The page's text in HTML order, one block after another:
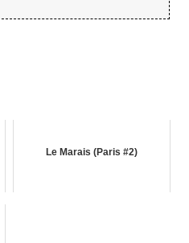
Le Marais (Paris #2)